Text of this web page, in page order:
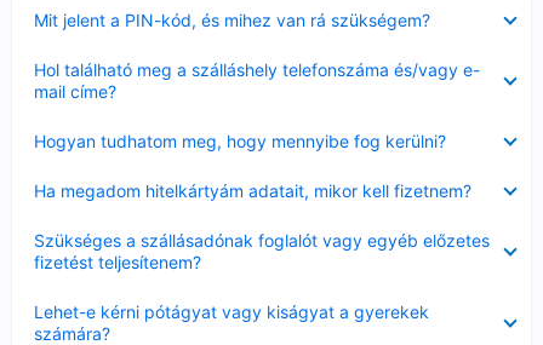
Mit jelent a PIN-kód, és mihez van rá szükségem?
Hol található meg a szálláshely telefonszáma és/vagy e-
mail címe?
Hogyan tudhatom meg, hogy mennyibe fog kerülni?
Ha megadom hitelkártyám adatait, mikor kell fizetnem?
Szükséges a szállásadónak foglalót vagy egyéb előzetes
fizetést teljesítenem?
Lehet-e kérni pótágyat vagy kiságyat a gyerekek
számára?